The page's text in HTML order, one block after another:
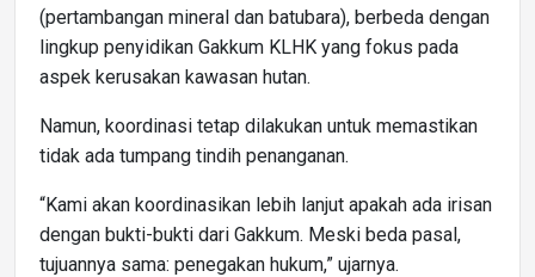
(pertambangan mineral dan batubara), berbeda dengan
lingkup penyidikan Gakkum KLHK yang fokus pada
aspek kerusakan kawasan hutan.
Namun, koordinasi tetap dilakukan untuk memastikan
tidak ada tumpang tindih penanganan.
“Kami akan koordinasikan lebih lanjut apakah ada irisan
dengan bukti-bukti dari Gakkum. Meski beda pasal,
tujuannya sama: penegakan hukum,” ujarnya.